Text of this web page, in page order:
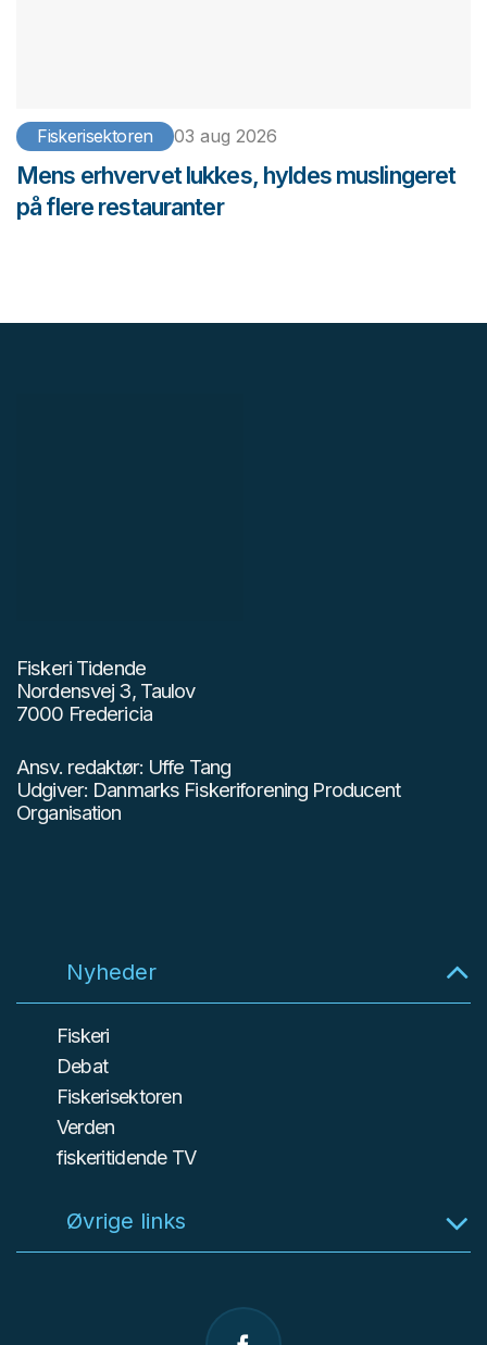
Fiskerisektoren 03 aug 2026
Mens erhvervet lukkes, hyldes muslingeret
på flere restauranter
Fiskeri Tidende
Nordensvej 3, Taulov
7000 Fredericia
Ansv. redaktør: Uffe Tang
Udgiver: Danmarks Fiskeriforening Producent
Organisation
Nyheder
Fiskeri
Debat
Fiskerisektoren
Verden
fiskeritidende TV
Øvrige links